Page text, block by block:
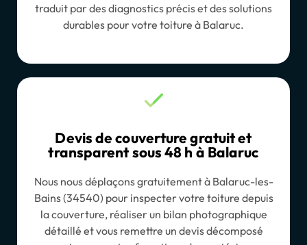
traduit par des diagnostics précis et des solutions
durables pour votre toiture à Balaruc.
Devis de couverture gratuit et
transparent sous 48 h à Balaruc
Nous nous déplaçons gratuitement à Balaruc-les-
Bains (34540) pour inspecter votre toiture depuis
la couverture, réaliser un bilan photographique
détaillé et vous remettre un devis décomposé